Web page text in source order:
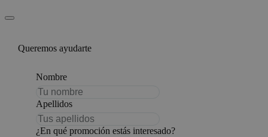
Queremos ayudarte
Nombre
Apellidos
¿En qué promoción estás interesado?